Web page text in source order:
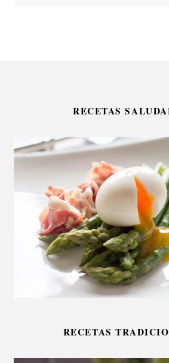
RECETAS
RECETAS